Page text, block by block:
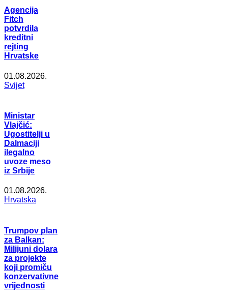
Agencija
Fitch
potvrdila
kreditni
rejting
Hrvatske
01.08.2026.
Svijet
Ministar
Vlajčić:
Ugostitelji u
Dalmaciji
ilegalno
uvoze meso
iz Srbije
01.08.2026.
Hrvatska
Trumpov plan
za Balkan:
Milijuni dolara
za projekte
koji promiču
konzervativne
vrijednosti